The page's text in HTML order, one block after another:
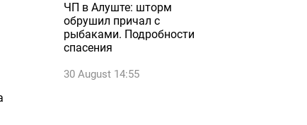
ЧП в Алуште: шторм
обрушил причал с
рыбаками. Подробности
спасения
30 August 14:55